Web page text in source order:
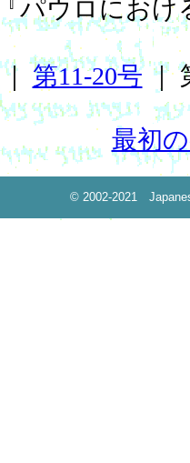
ウロにおけ
第11-20号｜
最初
© 2002-2021